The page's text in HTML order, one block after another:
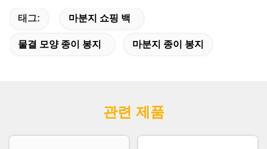
태그: 마분지 쇼핑 백
물결 모양 종이 봉지 마분지 종이 봉지
관련 제품